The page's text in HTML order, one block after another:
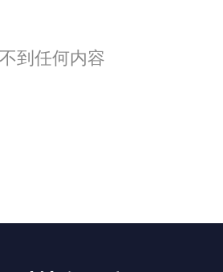
到任何内容